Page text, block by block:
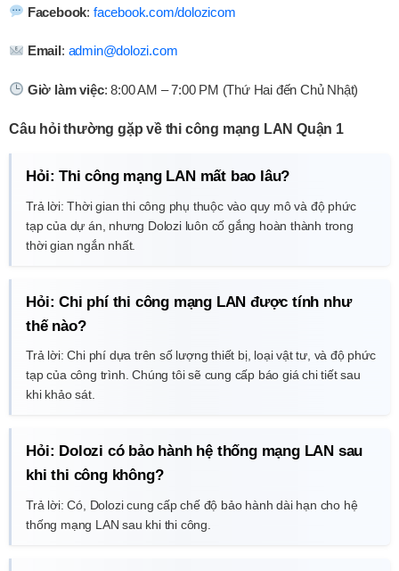
Facebook: facebook.com/dolozicom
Email: admin@dolozi.com
Giờ làm việc: 8:00 AM – 7:00 PM (Thứ Hai đến Chủ Nhật)
Câu hỏi thường gặp về thi công mạng LAN Quận 1
Hỏi: Thi công mạng LAN mất bao lâu?
Trả lời: Thời gian thi công phụ thuộc vào quy mô và độ phức
tạp của dự án, nhưng Dolozi luôn cố gắng hoàn thành trong
thời gian ngắn nhất.
Hỏi: Chi phí thi công mạng LAN được tính như
thế nào?
Trả lời: Chi phí dựa trên số lượng thiết bị, loại vật tư, và độ phức
tạp của công trình. Chúng tôi sẽ cung cấp báo giá chi tiết sau
khi khảo sát.
Hỏi: Dolozi có bảo hành hệ thống mạng LAN sau
khi thi công không?
Trả lời: Có, Dolozi cung cấp chế độ bảo hành dài hạn cho hệ
thống mạng LAN sau khi thi công.